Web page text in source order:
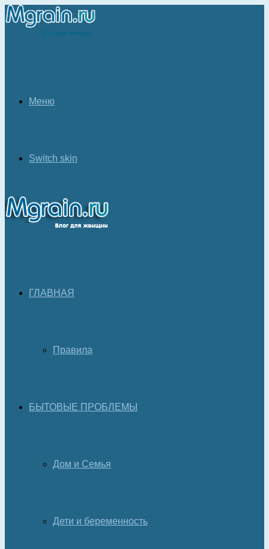
Меню
Switch skin
ГЛАВНАЯ
Правила
БЫТОВЫЕ ПРОБЛЕМЫ
Дом и Семья
Дети и беременность